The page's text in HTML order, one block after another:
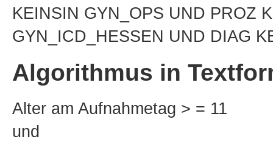
KEINSIN GYN_OPS UND PROZ
GYN_ICD_HESSEN UND DIAG
Algorithmus in
Alter am Aufnahmetag > = 11
und